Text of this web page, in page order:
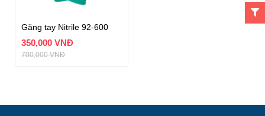
Găng tay Nitrile 92-600
350,000 VNĐ
700,000 VNĐ